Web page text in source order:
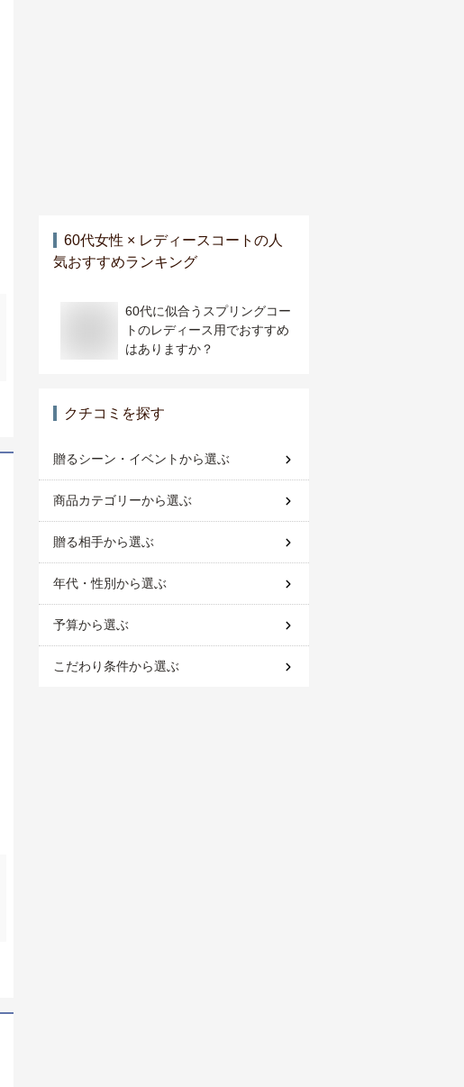
60代女性 × レディースコート の人
気おすすめランキング
60代に似合うスプリングコー
トのレディース用でおすすめ
はありますか？
クチコミを探す
贈るシーン・イベントから選ぶ
商品カテゴリーから選ぶ
贈る相手から選ぶ
年代・性別から選ぶ
予算から選ぶ
こだわり条件から選ぶ